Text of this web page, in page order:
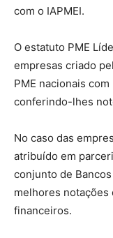
com o IAPMEI.
O estatuto PME
empresas criado
PME nacionais
conferindo-lhes
No caso das
atribuído em
conjunto de
melhores
financeiros.